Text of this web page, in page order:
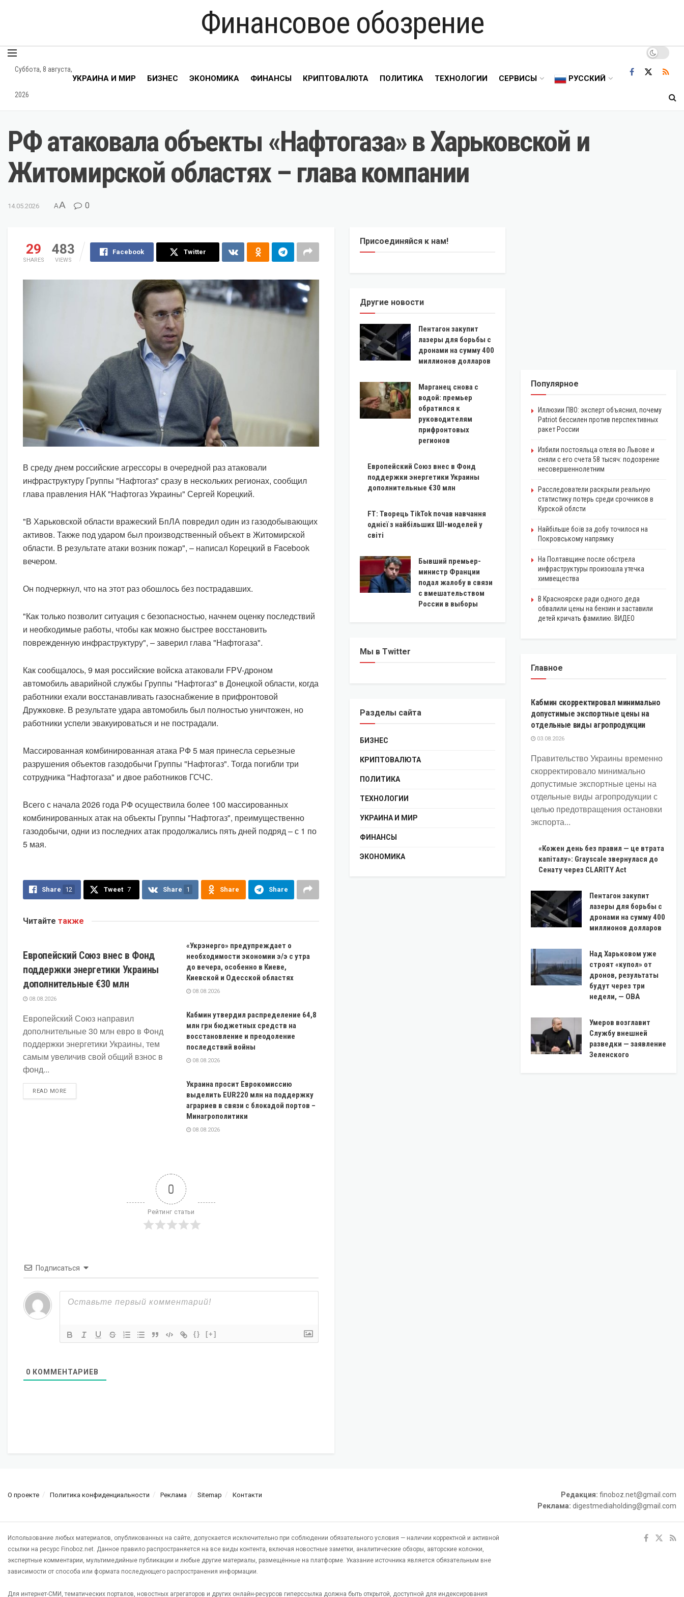
Финансовое обозрение
Суббота, 8 августа,
2026
УКРАИНА И МИР БИЗНЕС ЭКОНОМИКА ФИНАНСЫ КРИПТОВАЛЮТА ПОЛИТИКА ТЕХНОЛОГИИ СЕРВИСЫ РУССКИЙ
РФ атаковала объекты «Нафтогаза» в Харьковской и
Житомирской областях – глава компании
14.05.2026 AA 0
29
SHARES
483
VIEWS
Facebook Twitter
В среду днем российские агрессоры в очередной раз атаковали
инфраструктуру Группы "Нафтогаз" сразу в нескольких регионах, сообщил
глава правления НАК "Нафтогаз Украины" Сергей Корецкий.
"В Харьковской области вражеский БпЛА повредил один из газодобывающих
активов. Также под ударом был производственный объект в Житомирской
области. В результате атаки возник пожар", – написал Корецкий в Facebook
вечером.
Он подчеркнул, что на этот раз обошлось без пострадавших.
"Как только позволит ситуация с безопасностью, начнем оценку последствий
и необходимые работы, чтобы как можно быстрее восстановить
поврежденную инфраструктуру", – заверил глава "Нафтогаза".
Как сообщалось, 9 мая российские войска атаковали FPV-дроном
автомобиль аварийной службы Группы "Нафтогаз" в Донецкой области, когда
работники ехали восстанавливать газоснабжение в прифронтовой
Дружковке. В результате удара автомобиль был полностью уничтожен, но
работники успели эвакуироваться и не пострадали.
Массированная комбинированная атака РФ 5 мая принесла серьезные
разрушения объектов газодобычи Группы "Нафтогаз". Тогда погибли три
сотрудника "Нафтогаза" и двое работников ГСЧС.
Всего с начала 2026 года РФ осуществила более 100 массированных
комбинированных атак на объекты Группы "Нафтогаз", преимущественно
газодобычи, одни из последних атак продолжались пять дней подряд – с 1 по
5 мая.
Share 12 Tweet 7 Share 1 Share Share
Читайте также
Европейский Союз внес в Фонд
поддержки энергетики Украины
дополнительные €30 млн
08.08.2026
Европейский Союз направил
дополнительные 30 млн евро в Фонд
поддержки энергетики Украины, тем
самым увеличив свой общий взнос в
фонд...
READ MOREDETAILS
«Укрэнерго» предупреждает о
необходимости экономии э/э с утра
до вечера, особенно в Киеве,
Киевской и Одесской областях
08.08.2026
Кабмин утвердил распределение 64,8
млн грн бюджетных средств на
восстановление и преодоление
последствий войны
08.08.2026
Украина просит Еврокомиссию
выделить EUR220 млн на поддержку
аграриев в связи с блокадой портов –
Минагрополитики
08.08.2026
0
Рейтинг статьи
Подписаться
{} [+]
0 КОММЕНТАРИЕВ
Присоединяйся к нам!
Другие новости
Пентагон закупит
лазеры для борьбы с
дронами на сумму 400
миллионов долларов
Марганец снова с
водой: премьер
обратился к
руководителям
прифронтовых
регионов
Европейский Союз внес в Фонд
поддержки энергетики Украины
дополнительные €30 млн
FT: Творець TikTok почав навчання
однієї з найбільших ШІ-моделей у
світі
Бывший премьер-
министр Франции
подал жалобу в связи
с вмешательством
России в выборы
Мы в Twitter
Разделы сайта
БИЗНЕС
КРИПТОВАЛЮТА
ПОЛИТИКА
ТЕХНОЛОГИИ
УКРАИНА И МИР
ФИНАНСЫ
ЭКОНОМИКА
Популярное
Иллюзии ПВО: эксперт объяснил, почему
Patriot бессилен против перспективных
ракет России
Избили постояльца отеля во Львове и
сняли с его счета 58 тысяч: подозрение
несовершеннолетним
Расследователи раскрыли реальную
статистику потерь среди срочников в
Курской облсти
Найбільше боїв за добу точилося на
Покровському напрямку
На Полтавщине после обстрела
инфраструктуры произошла утечка
химвещества
В Красноярске ради одного деда
обвалили цены на бензин и заставили
детей кричать фамилию. ВИДЕО
Главное
ЭКОНОМИКА
Кабмин скорректировал минимально
допустимые экспортные цены на
отдельные виды агропродукции
03.08.2026
Правительство Украины временно
скорректировало минимально
допустимые экспортные цены на
отдельные виды агропродукции с
целью предотвращения остановки
экспорта...
«Кожен день без правил — це втрата
капіталу»: Grayscale звернулася до
Сенату через CLARITY Act
Пентагон закупит
лазеры для борьбы с
дронами на сумму 400
миллионов долларов
Над Харьковом уже
строят «купол» от
дронов, результаты
будут через три
недели, — ОВА
Умеров возглавит
Службу внешней
разведки — заявление
Зеленского
О проекте Политика конфиденциальности Реклама Sitemap Контакти Редакция: finoboz.net@gmail.com
Реклама: digestmediaholding@gmail.com
Использование любых материалов, опубликованных на сайте, допускается исключительно при соблюдении обязательного условия — наличии корректной и активной
ссылки на ресурс Finoboz.net. Данное правило распространяется на все виды контента, включая новостные заметки, аналитические обзоры, авторские колонки,
экспертные комментарии, мультимедийные публикации и любые другие материалы, размещённые на платформе. Указание источника является обязательным вне
зависимости от способа или формата последующего распространения информации.
Для интернет-СМИ, тематических порталов, новостных агрегаторов и других онлайн-ресурсов гиперссылка должна быть открытой, доступной для индексирования